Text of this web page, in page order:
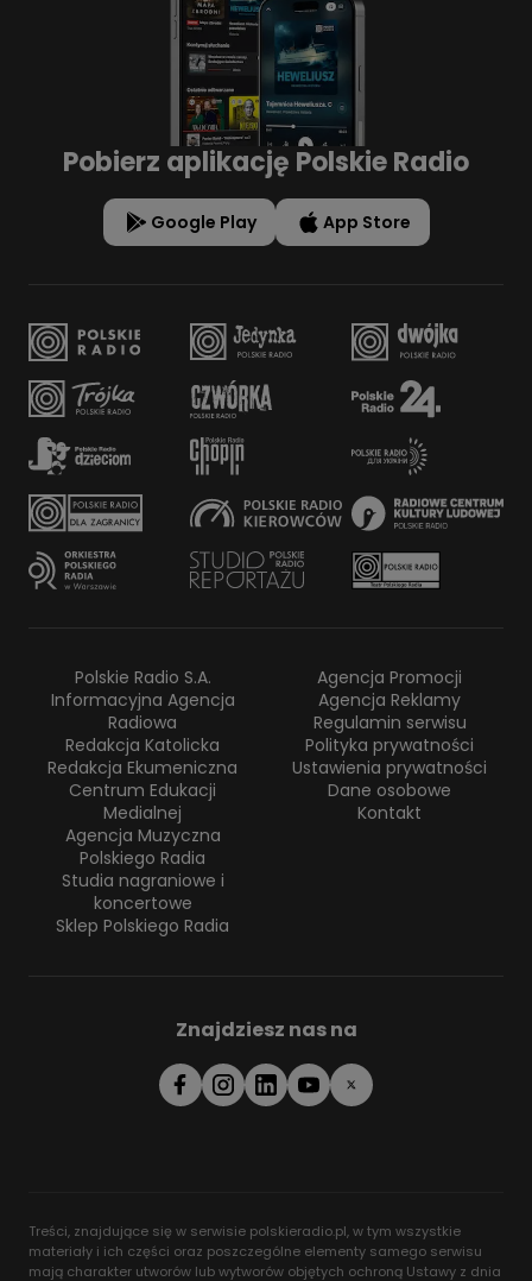
Pobierz aplikację Polskie Radio
Google Play App Store
Polskie Radio S.A.
Informacyjna Agencja
Radiowa
Redakcja Katolicka
Redakcja Ekumeniczna
Centrum Edukacji
Medialnej
Agencja Muzyczna
Polskiego Radia
Studia nagraniowe i
koncertowe
Sklep Polskiego Radia
Agencja Promocji
Agencja Reklamy
Regulamin serwisu
Polityka prywatności
Ustawienia prywatności
Dane osobowe
Kontakt
Znajdziesz nas na
Treści, znajdujące się w serwisie polskieradio.pl, w tym wszystkie
materiały i ich części oraz poszczególne elementy samego serwisu
mają charakter utworów lub wytworów objętych ochroną Ustawy z dnia